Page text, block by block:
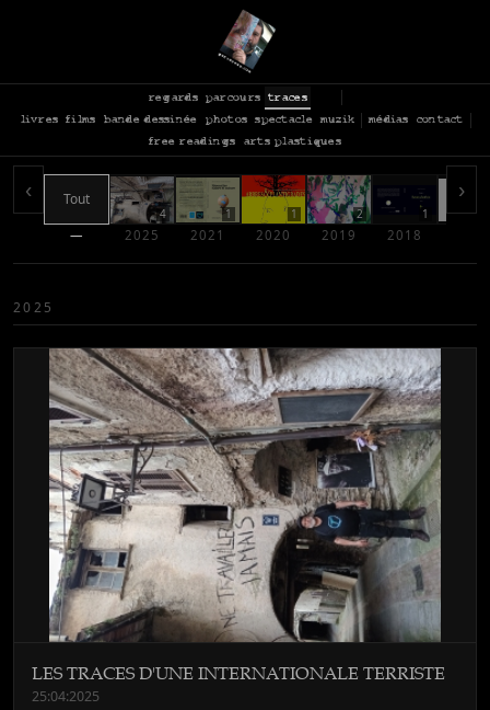
regards parcours
traces
livres
films bande dessinée photos spectacle muzik médias
contact
free readings
arts plastiques
‹ Tout
—
4
2025
1
2021
1
2020
2
2019
1
2018
›
2025
LES TRACES D'UNE INTERNATIONALE TERRISTE
25:04:2025